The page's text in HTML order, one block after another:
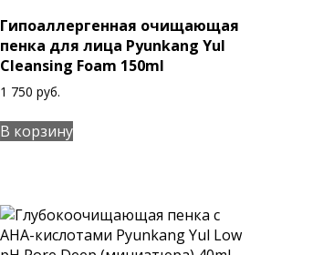
Гипоаллергенная очищающая
пенка для лица Pyunkang Yul
Cleansing Foam 150ml
1 750 руб.
В корзину